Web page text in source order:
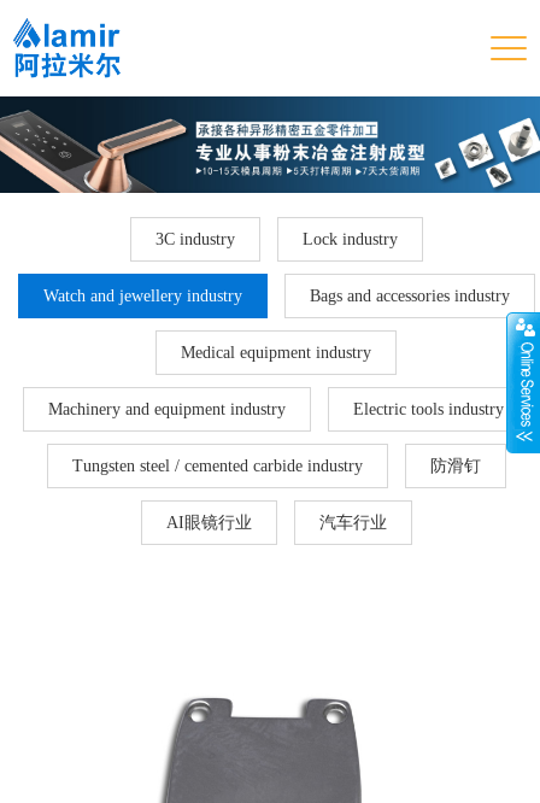
3C industry Lock industry
Watch and jewellery industry Bags and accessories industry
Medical equipment industry
Machinery and equipment industry Electric tools industry
Tungsten steel / cemented carbide industry 防滑钉
AI眼镜行业 汽车行业